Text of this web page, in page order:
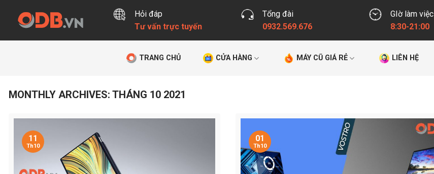
content
Hỏi đáp
Tư vấn trực tuyến
Tổng đài
0932.569.676
GIờ làm việc
8:30-21:00
TRANG CHỦ CỬA HÀNG MÁY CŨ GIÁ RẺ LIÊN HỆ
MONTHLY ARCHIVES: THÁNG 10 2021
11
Th10
01
Th10